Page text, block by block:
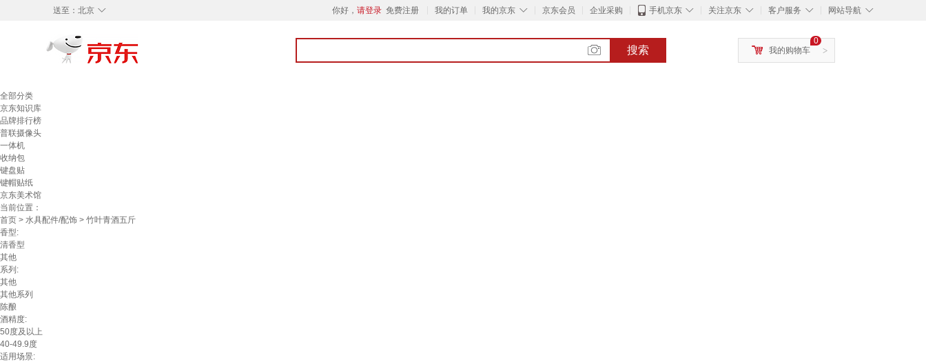
◇
送至： 北京 你好， 请登录 免费注册 我的订单 ◇
我的京东 京东会员 企业采购 ◇
手机京东 ◇
关注京东 ◇
客户服务 ◇
网站导航
搜索 >
0
我的购物车
全部分类
京东知识库
品牌排行榜
普联摄像头
一体机
收纳包
键盘贴
键帽贴纸
京东美术馆
当前位置：
首页 > 水具配件/配饰 > 竹叶青酒五斤
香型:
清香型
其他
系列:
其他
其他系列
陈酿
酒精度:
50度及以上
40-49.9度
适用场景: